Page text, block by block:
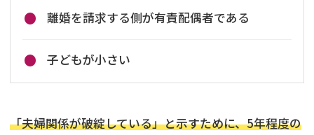
離婚を請求する側が有責配偶者である
子どもが小さい
「夫婦関係が破綻している」と示すために、5年程度の